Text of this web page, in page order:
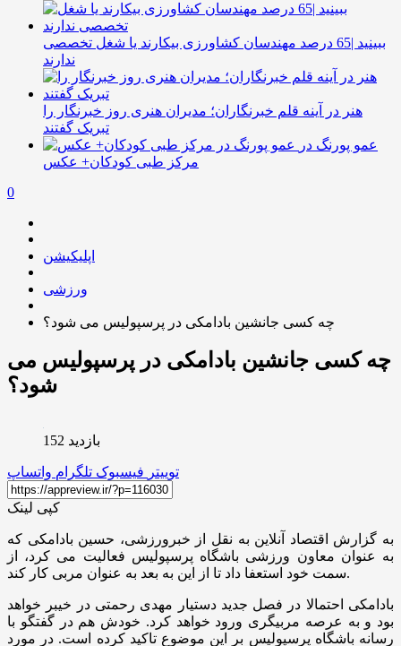
ببینید |65 درصد مهندسان کشاورزی بیکارند یا شغل تخصصی
ندارند
هنر در آینه قلم خبرنگاران؛ مدیران هنری روز خبرنگار را
تبریک گفتند
عمو پورنگ در
مرکز طبی کودکان+ عکس
0
اپلیکیشن
ورزشی
چه کسی جانشین بادامکی در پرسپولیس می شود؟
چه کسی جانشین بادامکی در پرسپولیس می
شود؟
بازدید 152
توییتر فیسبوک تلگرام واتساپ
کپی لینک
به گزارش اقتصاد آنلاین به نقل از خبرورزشی، حسین بادامکی که
به عنوان معاون ورزشی باشگاه پرسپولیس فعالیت می کرد، از
سمت خود استعفا داد تا از این به بعد به عنوان مربی کار کند.
بادامکی احتمالا در فصل جدید دستیار مهدی رحمتی در خیبر خواهد
بود و به عرصه مربیگری ورود خواهد کرد. خودش هم در گفتگو با
رسانه باشگاه پرسپولیس بر این موضوع تاکید کرده است. در مورد